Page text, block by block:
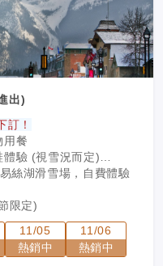
出)
訂！
用餐
體驗 (視雪況而定)
絲湖滑雪場，自費體驗
限定)
人同擠酒店巴士
深入，看得更悠閒
11/05
熱銷中
11/06
熱銷中